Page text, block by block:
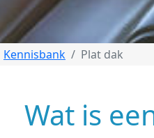
Kennisbank Plat dak
Wat is